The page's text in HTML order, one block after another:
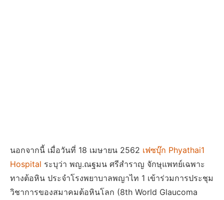
นอกจากนี้ เมื่อวันที่ 18 เมษายน 2562 เฟซบุ๊ก Phyathai1
Hospital ระบุว่า พญ.ณฐมน ศรีสำราญ จักษุแพทย์เฉพาะ
ทางต้อหิน ประจำโรงพยาบาลพญาไท 1 เข้าร่วมการประชุม
วิชาการของสมาคมต้อหินโลก (8th World Glaucoma